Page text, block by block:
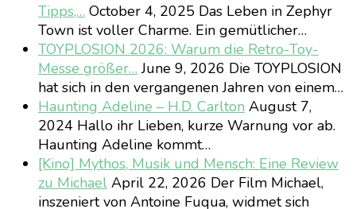
Tipps,… October 4, 2025 Das Leben in Zephyr
Town ist voller Charme. Ein gemütlicher…
TOYPLOSION 2026: Warum die Retro-Toy-
Messe größer… June 9, 2026 Die TOYPLOSION
hat sich in den vergangenen Jahren von einem…
Haunting Adeline – H.D. Carlton August 7,
2024 Hallo ihr Lieben, kurze Warnung vor ab.
Haunting Adeline kommt…
[Kino] Mythos, Musik und Mensch: Eine Review
zu Michael April 22, 2026 Der Film Michael,
inszeniert von Antoine Fuqua, widmet sich